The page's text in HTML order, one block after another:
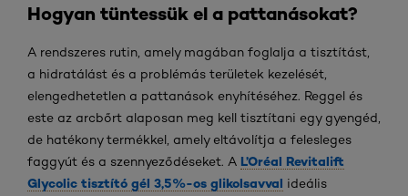
Hogyan tüntessük el a pattanásokat?
A rendszeres rutin, amely magában foglalja a tisztítást,
a hidratálást és a problémás területek kezelését,
elengedhetetlen a pattanások enyhítéséhez. Reggel és
este az arcbőrt alaposan meg kell tisztítani egy gyengéd,
de hatékony termékkel, amely eltávolítja a felesleges
faggyút és a szennyeződéseket. A L’Oréal Revitalift
Glycolic tisztító gél 3,5%-os glikolsavval ideális